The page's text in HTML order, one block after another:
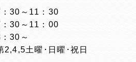
30～11：30
30～11：00
30～
2,4,5土曜･日曜･祝日